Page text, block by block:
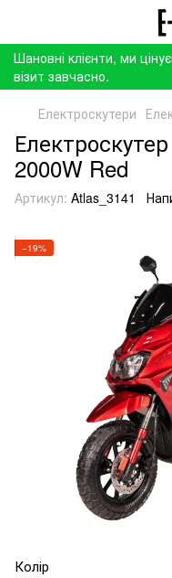
Шановні клієнти, ми
візит завчасно.
Електроскутери
2000W Red
Артикул: Atlas_3141
−19%
Колір